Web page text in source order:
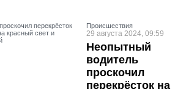
Проиcшествия
29 августа 2024, 09:59
Неопытный
водитель
проскочил
перекрёсток на